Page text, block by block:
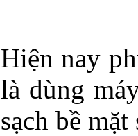
Hiện nay
là dùng
sạch bề